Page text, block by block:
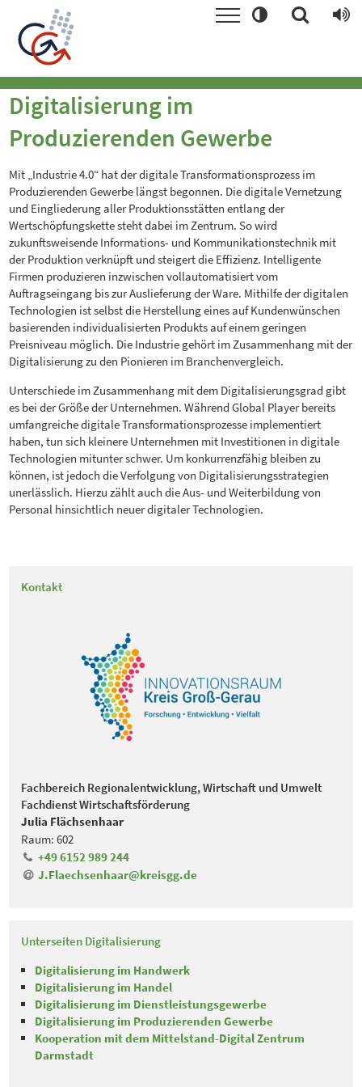
Digitalisierung im
Produzierenden Gewerbe
Mit „Industrie 4.0“ hat der digitale Transformationsprozess im
Produzierenden Gewerbe längst begonnen. Die digitale Vernetzung
und Eingliederung aller Produktionsstätten entlang der
Wertschöpfungskette steht dabei im Zentrum. So wird
zukunftsweisende Informations- und Kommunikationstechnik mit
der Produktion verknüpft und steigert die Effizienz. Intelligente
Firmen produzieren inzwischen vollautomatisiert vom
Auftragseingang bis zur Auslieferung der Ware. Mithilfe der digitalen
Technologien ist selbst die Herstellung eines auf Kundenwünschen
basierenden individualisierten Produkts auf einem geringen
Preisniveau möglich. Die Industrie gehört im Zusammenhang mit der
Digitalisierung zu den Pionieren im Branchenvergleich.
Unterschiede im Zusammenhang mit dem Digitalisierungsgrad gibt
es bei der Größe der Unternehmen. Während Global Player bereits
umfangreiche digitale Transformationsprozesse implementiert
haben, tun sich kleinere Unternehmen mit Investitionen in digitale
Technologien mitunter schwer. Um konkurrenzfähig bleiben zu
können, ist jedoch die Verfolgung von Digitalisierungsstrategien
unerlässlich. Hierzu zählt auch die Aus- und Weiterbildung von
Personal hinsichtlich neuer digitaler Technologien.
Kontakt
Fachbereich Regionalentwicklung, Wirtschaft und Umwelt
Fachdienst Wirtschaftsförderung
Julia Flächsenhaar
Raum: 602
+49 6152 989 244
J.Flaechsenhaar@kreisgg.de
Unterseiten Digitalisierung
Digitalisierung im Handwerk
Digitalisierung im Handel
Digitalisierung im Dienstleistungsgewerbe
Digitalisierung im Produzierenden Gewerbe
Kooperation mit dem Mittelstand-Digital Zentrum
Darmstadt